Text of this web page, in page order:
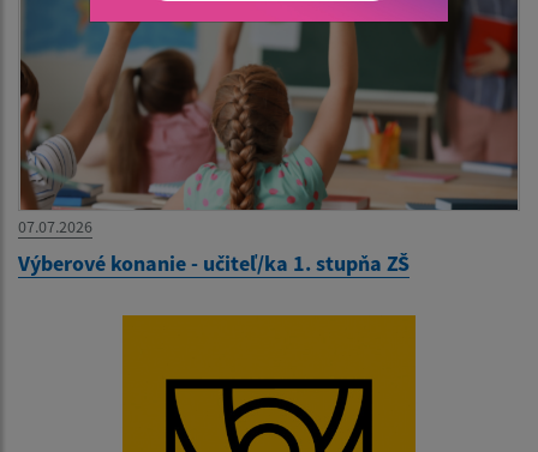
07.07.2026
Výberové konanie - učiteľ/ka 1. stupňa ZŠ